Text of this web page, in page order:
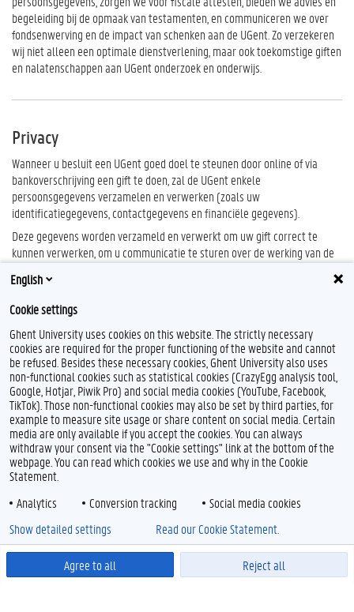
begeleiding bij de opmaak vantestamenten , en communiceren we over
fondsenwerving en de impact van schenken aan de UGent . Zo verzekeren
wij niet alleen een optimale dienstverlening, maar ook toekomstige giften
en nalatenschappen aan UGentonderzoek en onderwijs.
Privacy
Wanneer u besluit een UGent goed doel te steunen door online of via
bankoverschrijving een gift te doen, zal de UGent enkele
persoonsgegevens verzamelen en verwerken (zoals uw
identificatiegegevens, contactgegevens en financiële gegevens).
Deze gegevens worden verzameld en verwerkt om uw gift correct te
kunnen verwerken, om u communicatie te sturen over de werking van de
afleveren. Indien u geen communicatie meer wenst te ontvangen, kan u
dat melden via
privacyverklaring van de UGent.
English
Cookie settings
Ghent University uses cookies on this website. The strictly necessary
cookies are required for the proper functioning of the website and cannot
be refused. Besides these necessary cookies, Ghent University also uses
non-functional cookies such as statistical cookies (CrazyEgg analysis tool,
Google, Hotjar, Piwik Pro) and social media cookies (YouTube, Facebook,
TikTok). Those non-functional cookies may also be set by third parties, for
example to measure site usage or share content on social media. Certain
media are only available if you accept the cookies. You can always
withdraw your consent via the "Cookie settings" link at the bottom of the
webpage. You can read which cookies we use and why in the Cookie
Statement.
Analytics
Conversion tracking Social media cookies
Agree to all Reject all
Show detailed settings Read our Cookie Statement.